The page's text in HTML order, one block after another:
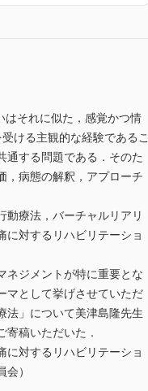
それに似た，感覚かつ情
ける主観的な経験であるこ
通する問題である．そのた
，病態の解釈，アプローチ
療法，バーチャルリアリ
に対するリハビリテーショ
ネジメントが特に重要とな
マとして挙げさせていただ
法」について美津島隆先生
稿いただいた．
対するリハビリテーショ
）